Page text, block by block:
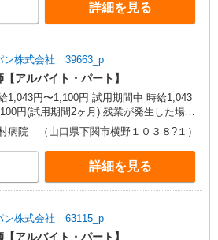
詳細を見る
ン株式会社 39663_p
アルバイト・パート】
円〜1,100円 試用期間中 時給1,043
(試用期間2ヶ月) 残業が発生した場
業代を1分単位で別途支給します。
病院 （山口県下関市横野１０３８?１）
詳細を見る
ン株式会社 63115_p
アルバイト・パート】